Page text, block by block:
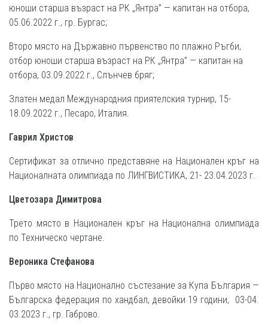
юноши старша възраст на РК „Янтра” — капитан на отбора,
05.06.2022 г., гр. Бургас;
Второ място на Държавно първенство по плажно Ръгби,
отбор юноши старша възраст на РК „Янтра” — капитан на
отбора, 03.09.2022 г., Слънчев бряг;
Златен медал Международния приятелския турнир, 15-
18.09.2022 г., Песаро, Италия.
Гаврил Христов
Сертификат за отлично представяне на Национален кръг на
Националната олимпиада по ЛИНГВИСТИКА, 21- 23.04.2023 г.
Цветозара Димитрова
Трето място в Национален кръг на Национална олимпиада
по Техническо чертане.
Вероника Стефанова
Първо място на Национално състезание за Купа България —
Българска федерация по хандбал, девойки 19 години, 03-04.
03.2023 г., гр. Габрово.